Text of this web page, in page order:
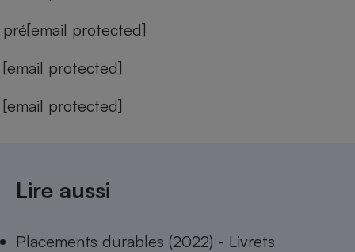
pré[email protected]
[email protected]
[email protected]
Lire aussi
Placements durables (2022) - Livrets